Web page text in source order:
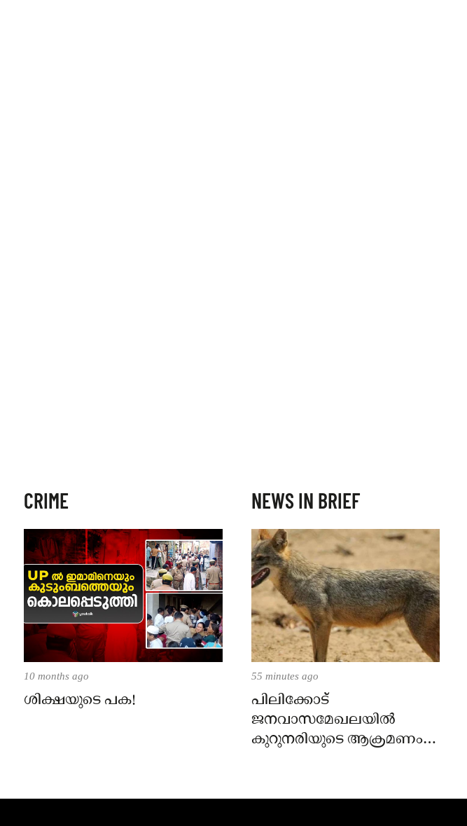
CRIME
10 months ago
ശിക്ഷയുടെ പക!
NEWS IN BRIEF
55 minutes ago
പിലിക്കോട്
ജനവാസമേഖലയിൽ
കുറുനരിയുടെ ആക്രമണം;
പഞ്ചായത്ത്